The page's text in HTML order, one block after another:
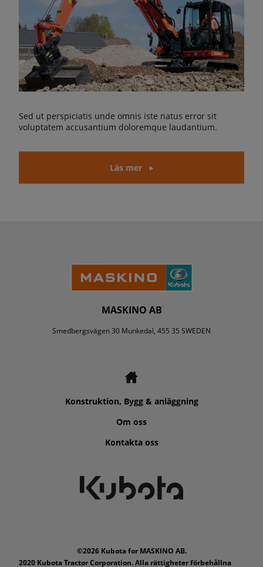
Sed ut perspiciatis unde omnis iste natus error sit
voluptatem accusantium doloremque laudantium.
Läs mer
MASKINO AB
Smedbergsvägen 30 Munkedal, 455 35 SWEDEN
Konstruktion, Bygg & anläggning
Om oss
Kontakta oss
©2026 Kubota for MASKINO AB.
2020 Kubota Tractor Corporation. Alla rättigheter förbehållna